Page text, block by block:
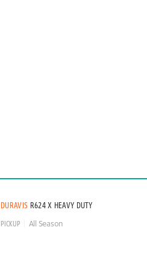
DURAVIS R624 X HEAVY DUTY
PICKUP All Season